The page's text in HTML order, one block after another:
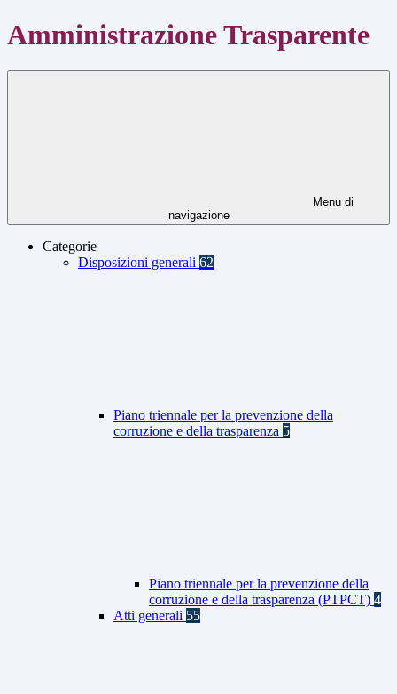
Amministrazione Trasparente
Menu di
navigazione
Categorie
Disposizioni generali 62
Piano triennale per la prevenzione della
corruzione e della trasparenza 5
Piano triennale per la prevenzione della
corruzione e della trasparenza (PTPCT) 4
Atti generali 55